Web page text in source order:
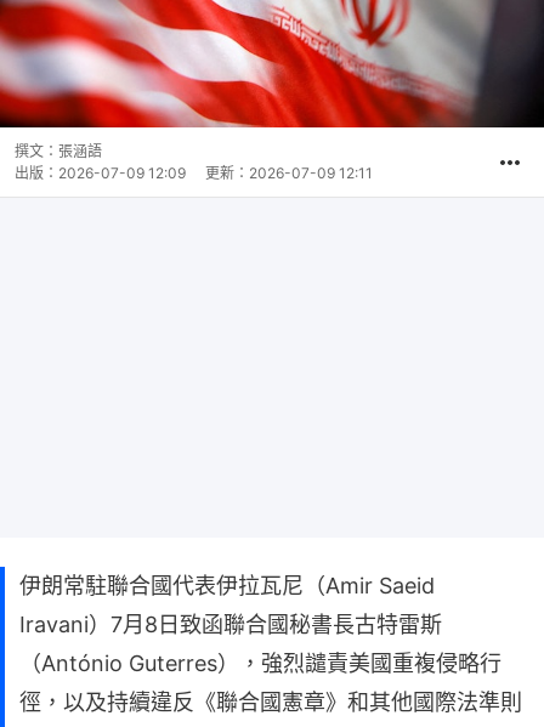
撰文： 張涵語
出版： 2026-07-09 12:09 更新： 2026-07-09 12:11
伊朗常駐聯合國代表伊拉瓦尼（Amir Saeid
Iravani）7月8日致函聯合國秘書長古特雷斯
（António Guterres），強烈譴責美國重複侵略行
徑，以及持續違反《聯合國憲章》和其他國際法準則